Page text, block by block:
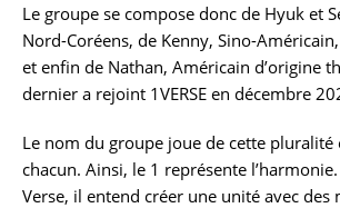
Le groupe se compose donc de Hyuk et
Nord-Coréens, de Kenny, Sino-
et enfin de Nathan, Américain d’origine
dernier a rejoint 1VERSE en décembre
Le nom du groupe joue de cette pluralité
chacun. Ainsi, le 1 représente
Verse, il entend créer une unité avec des